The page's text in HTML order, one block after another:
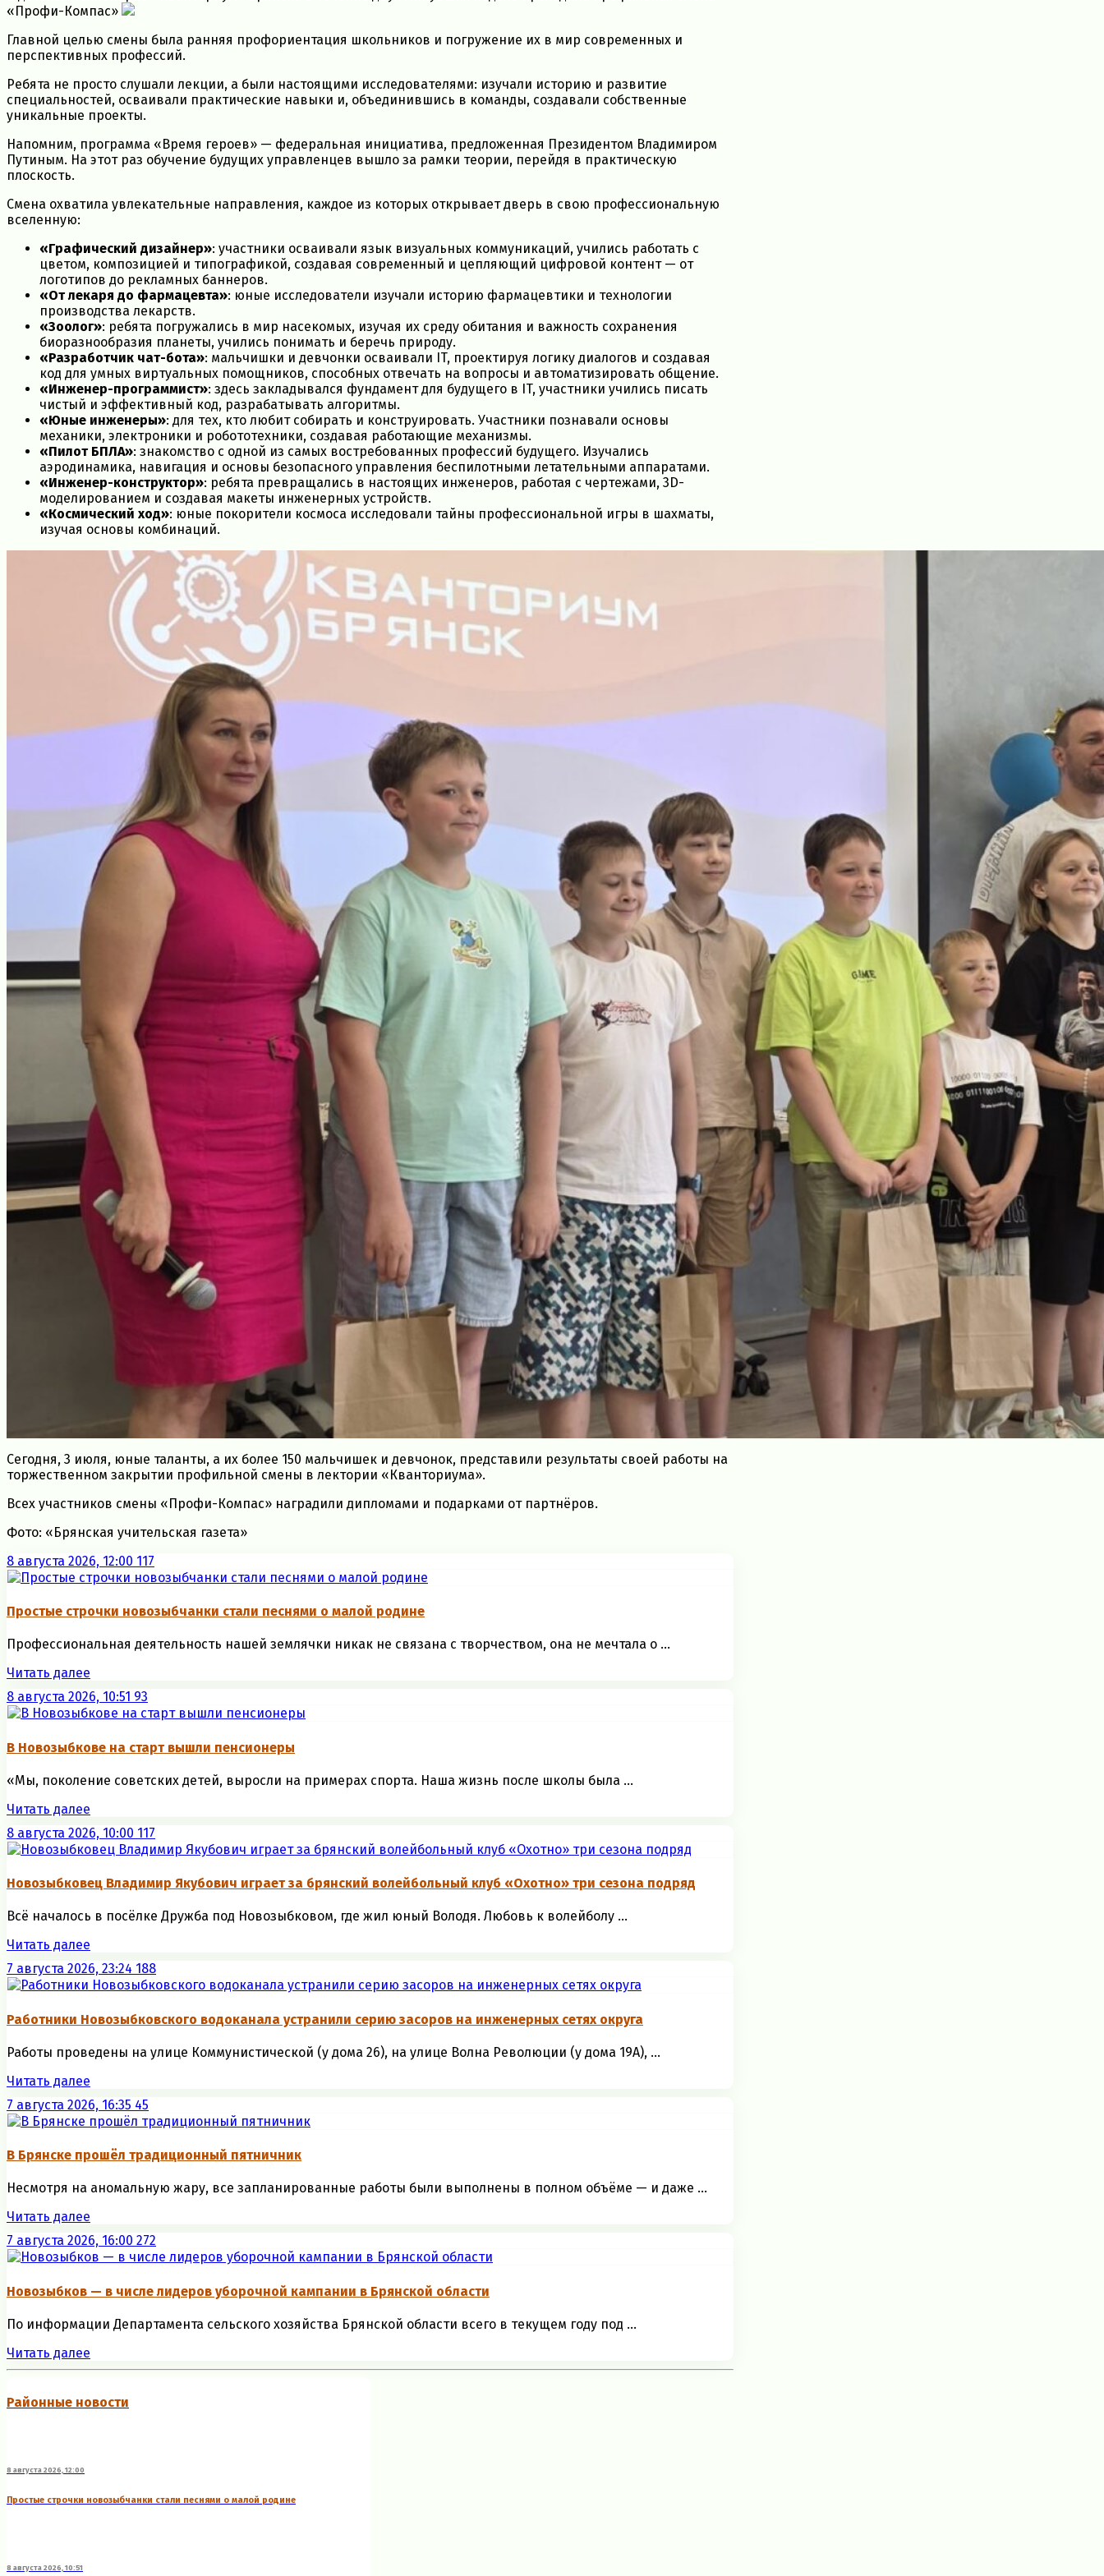
«Профи-Компас»
Главной целью смены была ранняя профориентация школьников и погружение их в мир современных и
перспективных профессий.
Ребята не просто слушали лекции, а были настоящими исследователями: изучали историю и развитие
специальностей, осваивали практические навыки и, объединившись в команды, создавали собственные
уникальные проекты.
Напомним, программа «Время героев» — федеральная инициатива, предложенная Президентом Владимиром
Путиным. На этот раз обучение будущих управленцев вышло за рамки теории, перейдя в практическую
плоскость.
Смена охватила увлекательные направления, каждое из которых открывает дверь в свою профессиональную
вселенную:
«Графический дизайнер»: участники осваивали язык визуальных коммуникаций, учились работать с
цветом, композицией и типографикой, создавая современный и цепляющий цифровой контент — от
логотипов до рекламных баннеров.
«От лекаря до фармацевта»: юные исследователи изучали историю фармацевтики и технологии
производства лекарств.
«Зоолог»: ребята погружались в мир насекомых, изучая их среду обитания и важность сохранения
биоразнообразия планеты, учились понимать и беречь природу.
«Разработчик чат-бота»: мальчишки и девчонки осваивали IT, проектируя логику диалогов и создавая
код для умных виртуальных помощников, способных отвечать на вопросы и автоматизировать общение.
«Инженер-программист»: здесь закладывался фундамент для будущего в IT, участники учились писать
чистый и эффективный код, разрабатывать алгоритмы.
«Юные инженеры»: для тех, кто любит собирать и конструировать. Участники познавали основы
механики, электроники и робототехники, создавая работающие механизмы.
«Пилот БПЛА»: знакомство с одной из самых востребованных профессий будущего. Изучались
аэродинамика, навигация и основы безопасного управления беспилотными летательными аппаратами.
«Инженер-конструктор»: ребята превращались в настоящих инженеров, работая с чертежами, 3D-
моделированием и создавая макеты инженерных устройств.
«Космический ход»: юные покорители космоса исследовали тайны профессиональной игры в шахматы,
изучая основы комбинаций.
Сегодня, 3 июля, юные таланты, а их более 150 мальчишек и девчонок, представили результаты своей работы на
торжественном закрытии профильной смены в лектории «Кванториума».
Всех участников смены «Профи-Компас» наградили дипломами и подарками от партнёров.
Фото: «Брянская учительская газета»
8 августа 2026, 12:00 117
Простые строчки новозыбчанки стали песнями о малой родине
Профессиональная деятельность нашей землячки никак не связана с творчеством, она не мечтала о ...
Читать далее
8 августа 2026, 10:51 93
В Новозыбкове на старт вышли пенсионеры
«Мы, поколение советских детей, выросли на примерах спорта. Наша жизнь после школы была ...
Читать далее
8 августа 2026, 10:00 117
Новозыбковец Владимир Якубович играет за брянский волейбольный клуб «Охотно» три сезона подряд
Всё началось в посёлке Дружба под Новозыбковом, где жил юный Володя. Любовь к волейболу ...
Читать далее
7 августа 2026, 23:24 188
Работники Новозыбковского водоканала устранили серию засоров на инженерных сетях округа
Работы проведены на улице Коммунистической (у дома 26), на улице Волна Революции (у дома 19А), ...
Читать далее
7 августа 2026, 16:35 45
В Брянске прошёл традиционный пятничник
Несмотря на аномальную жару, все запланированные работы были выполнены в полном объёме — и даже ...
Читать далее
7 августа 2026, 16:00 272
Новозыбков — в числе лидеров уборочной кампании в Брянской области
По информации Департамента сельского хозяйства Брянской области всего в текущем году под ...
Читать далее
Районные новости
8 августа 2026, 12:00
Простые строчки новозыбчанки стали песнями о малой родине
8 августа 2026, 10:51